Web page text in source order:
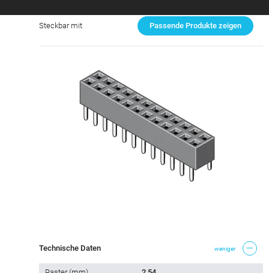
Steckbar mit Passende Produkte zeigen
Technische Daten weniger